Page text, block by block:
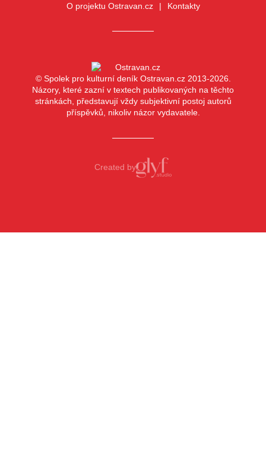
O projektu Ostravan.cz Kontakty
© Spolek pro kulturní deník Ostravan.cz 2013-2026.
Názory, které zazní v textech publikovaných na těchto
stránkách, představují vždy subjektivní postoj autorů
příspěvků, nikoliv názor vydavatele.
Created by